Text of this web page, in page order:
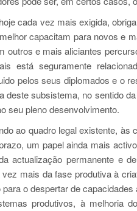
cada vez mais exigida,
capacitam para novos e
outros e mais aliciantes
está seguramente
pelos seus diplomados e o
deste subsistema, no sentido
seu pleno desenvolvimento.
ao quadro legal existente,
um papel ainda mais
actualização permanente e
mais da fase produtiva à
o despertar de
produtivos, à melhoria